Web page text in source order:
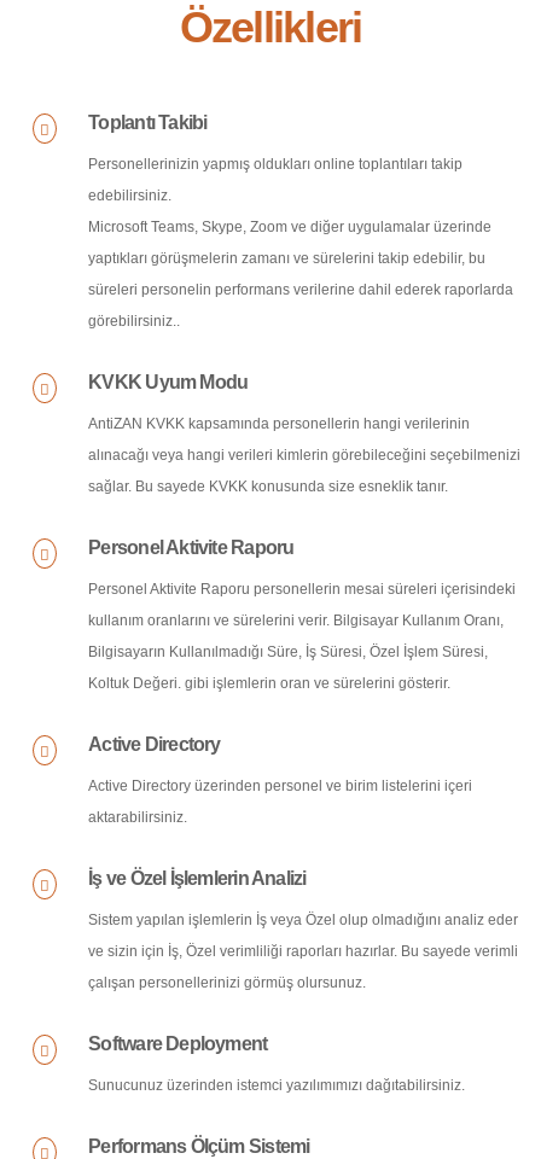
Özellikleri
Toplantı Takibi
Personellerinizin yapmış oldukları online toplantıları takip
edebilirsiniz.
Microsoft Teams, Skype, Zoom ve diğer uygulamalar üzerinde
yaptıkları görüşmelerin zamanı ve sürelerini takip edebilir, bu
süreleri personelin performans verilerine dahil ederek raporlarda
görebilirsiniz..
KVKK Uyum Modu
AntiZAN KVKK kapsamında personellerin hangi verilerinin
alınacağı veya hangi verileri kimlerin görebileceğini seçebilmenizi
sağlar. Bu sayede KVKK konusunda size esneklik tanır.
Personel Aktivite Raporu
Personel Aktivite Raporu personellerin mesai süreleri içerisindeki
kullanım oranlarını ve sürelerini verir. Bilgisayar Kullanım Oranı,
Bilgisayarın Kullanılmadığı Süre, İş Süresi, Özel İşlem Süresi,
Koltuk Değeri. gibi işlemlerin oran ve sürelerini gösterir.
Active Directory
Active Directory üzerinden personel ve birim listelerini içeri
aktarabilirsiniz.
İş ve Özel İşlemlerin Analizi
Sistem yapılan işlemlerin İş veya Özel olup olmadığını analiz eder
ve sizin için İş, Özel verimliliği raporları hazırlar. Bu sayede verimli
çalışan personellerinizi görmüş olursunuz.
Software Deployment
Sunucunuz üzerinden istemci yazılımımızı dağıtabilirsiniz.
Performans Ölçüm Sistemi